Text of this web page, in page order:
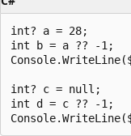
int? a = 28;
int b = a ?? -1;
int? c = null;
int d = c ?? -1;